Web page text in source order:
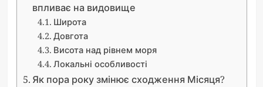
впливає на видовище
Широта
Довгота
Висота над рівнем моря
Локальні особливості
Як пора року змінює сходження Місяця?